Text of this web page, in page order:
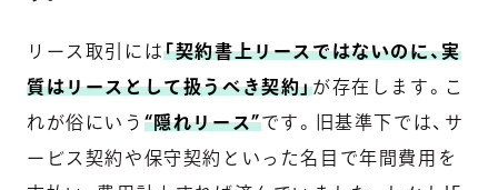
リース取引には「契約書上リースではないのに、実
質はリースとして扱うべき契約」が存在します。こ
れが俗にいう “隠れリース”です。旧基準下では、サ
ービス契約や保守契約といった名目で年間費用を